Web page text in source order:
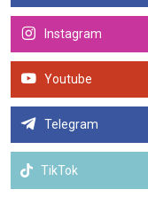
Instagram
Youtube
Telegram
TikTok